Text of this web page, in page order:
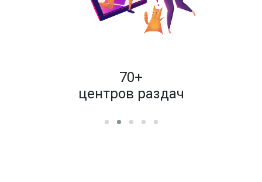
70+
центров раздач